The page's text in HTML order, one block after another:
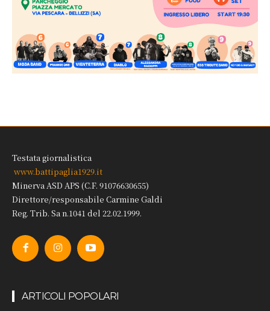
Testata giornalistica
www.battipaglia1929.it
Minerva ASD APS (C.F. 91076630655)
Direttore/responsabile Carmine Galdi
Reg. Trib. Sa n.1041 del 22.02.1999.
ARTICOLI POPOLARI